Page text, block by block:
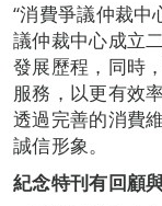
“消費爭議仲裁中
議仲裁中心成立
發展歷程，同時
服務，以更有效
透過完善的消費
誠信形象。
紀念特刊有回顧